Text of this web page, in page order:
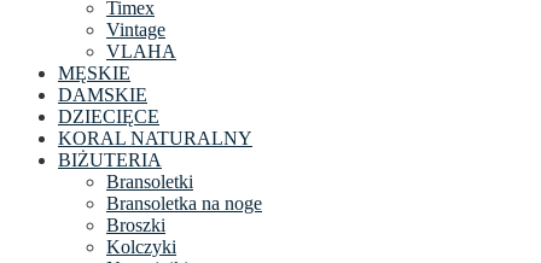
Timex
Vintage
VLAHA
MĘSKIE
DAMSKIE
DZIECIĘCE
KORAL NATURALNY
BIŻUTERIA
Bransoletki
Bransoletka na noge
Broszki
Kolczyki